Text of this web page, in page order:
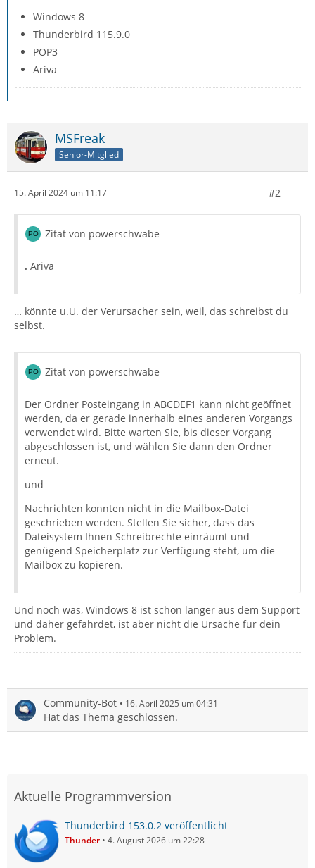
Windows 8
Thunderbird 115.9.0
POP3
Ariva
MSFreak
Senior-Mitglied
15. April 2024 um 11:17 #2
Zitat von powerschwabe
. Ariva
… könnte u.U. der Verursacher sein, weil, das schreibst du
selbst.
Zitat von powerschwabe
Der Ordner Posteingang in ABCDEF1 kann nicht geöffnet
werden, da er gerade innerhalb eines anderen Vorgangs
verwendet wird. Bitte warten Sie, bis dieser Vorgang
abgeschlossen ist, und wählen Sie dann den Ordner
erneut.
und
Nachrichten konnten nicht in die Mailbox-Datei
geschrieben werden. Stellen Sie sicher, dass das
Dateisystem Ihnen Schreibrechte einräumt und
genügend Speicherplatz zur Verfügung steht, um die
Mailbox zu kopieren.
Und noch was, Windows 8 ist schon länger aus dem Support
und daher gefährdet, ist aber nicht die Ursache für dein
Problem.
Community-Bot 16. April 2025 um 04:31
Hat das Thema geschlossen.
Aktuelle Programmversion
Thunderbird 153.0.2 veröffentlicht
Thunder 4. August 2026 um 22:28